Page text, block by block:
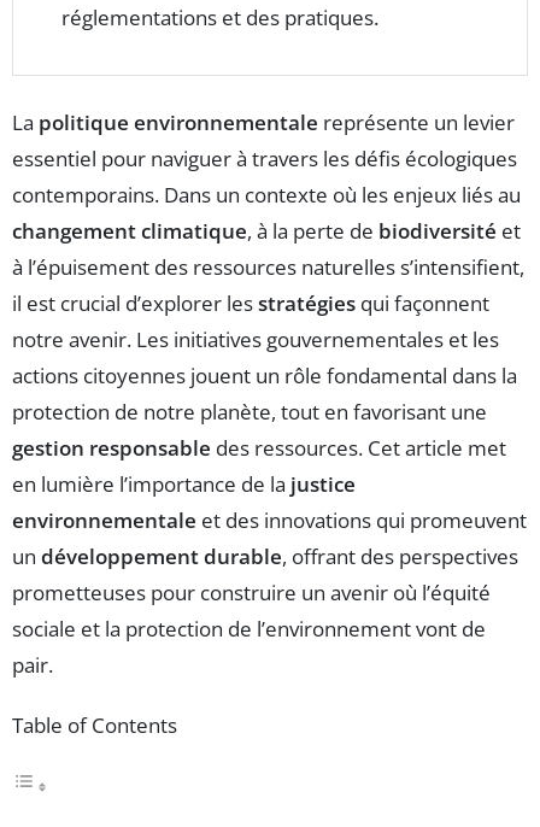
réglementations et des pratiques.
La politique environnementale représente un levier
essentiel pour naviguer à travers les défis écologiques
contemporains. Dans un contexte où les enjeux liés au
changement climatique, à la perte de biodiversité et
à l’épuisement des ressources naturelles s’intensifient,
il est crucial d’explorer lesstratégies qui façonnent
notre avenir. Les initiatives gouvernementales et les
actions citoyennes jouent un rôle fondamental dans la
protection de notre planète, tout en favorisant une
gestion responsable des ressources. Cet article met
en lumière l’importance de la justice
environnementale et des innovations qui promeuvent
un développement durable, offrant des perspectives
prometteuses pour construire un avenir où l’équité
sociale et la protection de l’environnement vont de
pair.
Table of Contents